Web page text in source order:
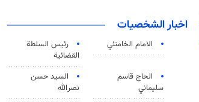
اخبار الشخصيات
الامام الخامنئي
رئیس السلطة
القضائیة
الحاج قاسم
سليماني
السيد حسن
نصرالله